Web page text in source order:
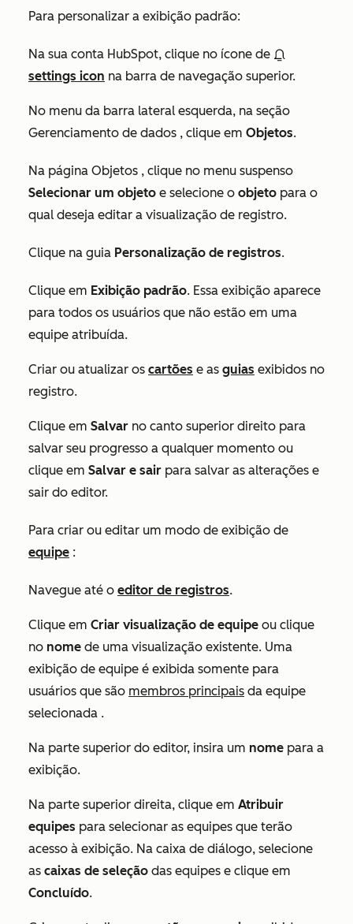
Para personalizar a exibição padrão:
Na sua conta HubSpot, clique no ícone de
settings icon na barra de navegação superior.
No menu da barra lateral esquerda, na seção
Gerenciamento de dados , clique em Objetos.
Na página Objetos , clique no menu suspenso
Selecionar um objeto e selecione o objeto para o
qual deseja editar a visualização de registro.
Clique na guia Personalização de registros.
Clique em Exibição padrão. Essa exibição aparece
para todos os usuários que não estão em uma
equipe atribuída.
Criar ou atualizar os cartões e as guias exibidos no
registro.
Clique em Salvar no canto superior direito para
salvar seu progresso a qualquer momento ou
clique em Salvar e sair para salvar as alterações e
sair do editor.
Para criar ou editar um modo de exibição de
equipe :
Navegue até o editor de registros.
Clique em Criar visualização de equipe ou clique
no nome de uma visualização existente. Uma
exibição de equipe é exibida somente para
usuários que são membros principais da equipe
selecionada .
Na parte superior do editor, insira um nome para a
exibição.
Na parte superior direita, clique em Atribuir
equipes para selecionar as equipes que terão
acesso à exibição. Na caixa de diálogo, selecione
as caixas de seleção das equipes e clique em
Concluído.